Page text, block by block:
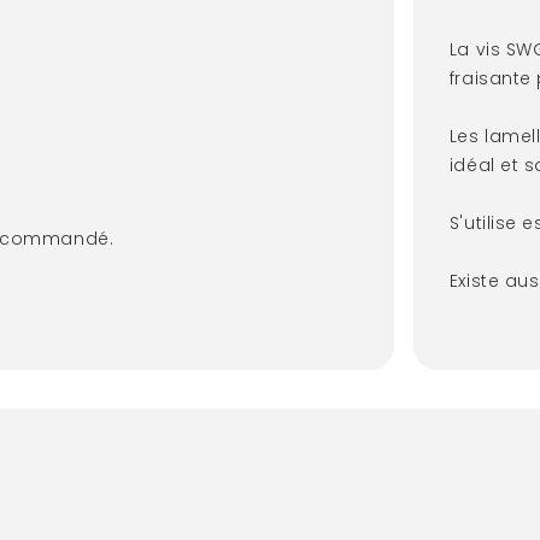
La vis
fraisante
Les
idéal et
S'utilise
Existe